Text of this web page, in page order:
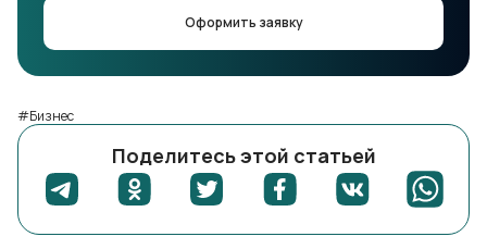
Оформить заявку
#Бизнес
Поделитесь этой статьей